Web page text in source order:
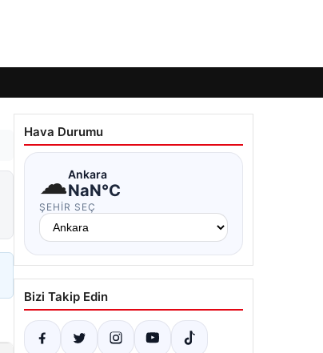
Hava Durumu
☁Ankara
NaN°C
ŞEHIR SEÇ
Bizi Takip Edin